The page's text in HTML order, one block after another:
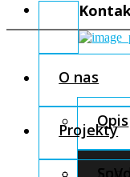
O nas
Opis
Projekty